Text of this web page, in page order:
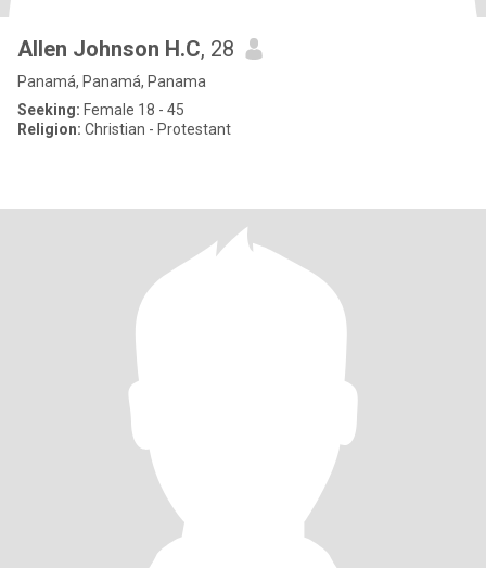
Allen Johnson H.C, 28
Panamá, Panamá, Panama
Seeking: Female 18 - 45
Religion: Christian - Protestant